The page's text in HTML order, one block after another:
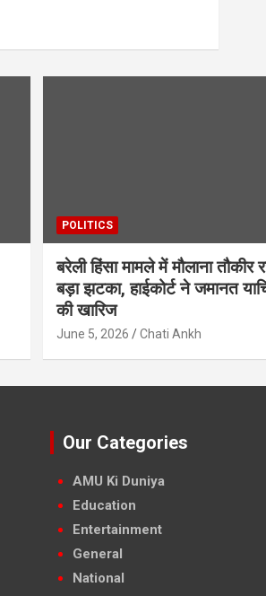
POLITICS
बरेली हिंसा मामले में मौलाना तौकीर
बड़ा झटका, हाईकोर्ट ने जमानत
की खारिज
June 5, 2026 Chati Ankh
Our Categories
AMU Ki Duniya
Education
Entertainment
General
National